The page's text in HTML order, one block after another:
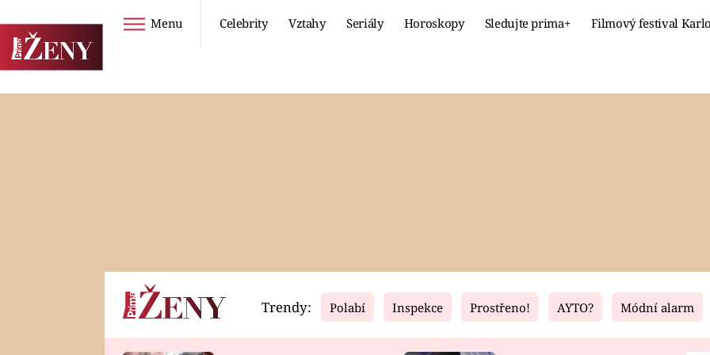
Menu Celebrity Vztahy Seriály Horoskopy Sledujte prima+ Filmový festival
Horoskopy Video Fresh Living
Trendy: Polabí Inspekce Prostřeno! AYTO? Módní alarm